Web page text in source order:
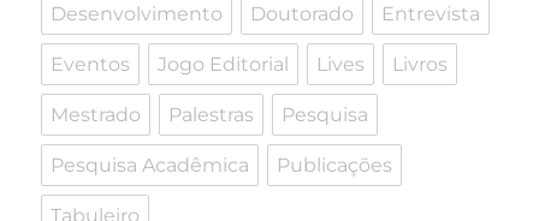
Desenvolvimento Doutorado Entrevista
Eventos Jogo Editorial Lives Livros
Mestrado Palestras Pesquisa
Pesquisa Acadêmica Publicações
Tabuleiro